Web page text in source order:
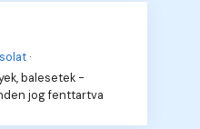
·
balesetek -
jog fenttartva